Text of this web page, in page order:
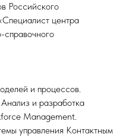
Российского
центра
и процессов.
и разработка
Management.
управления Контактным